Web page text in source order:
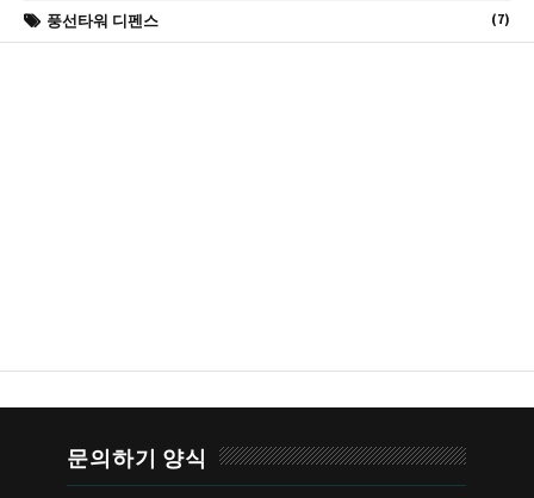
풍선타워 디펜스 (7)
문의하기 양식